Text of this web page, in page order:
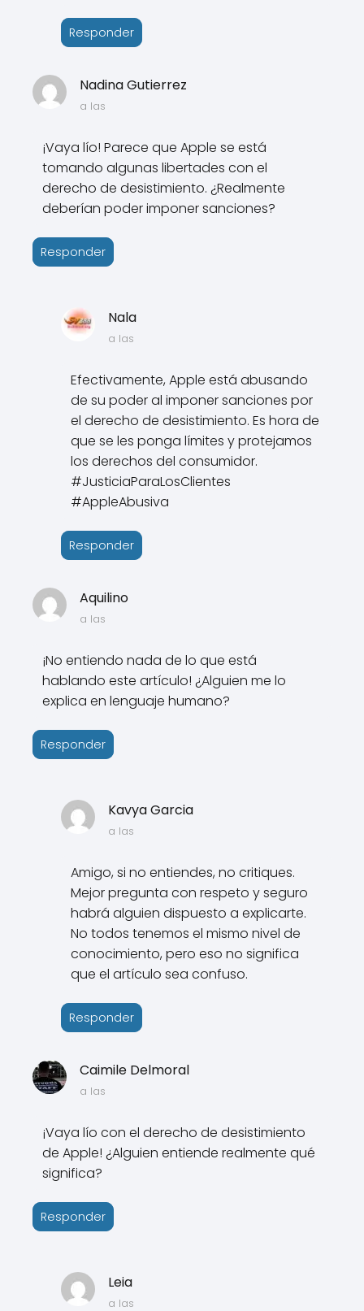
Responder
Nadina Gutierrez
a las
¡Vaya lío! Parece que Apple se está
tomando algunas libertades con el
derecho de desistimiento. ¿Realmente
deberían poder imponer sanciones?
Responder
Nala
a las
Efectivamente, Apple está abusando
de su poder al imponer sanciones por
el derecho de desistimiento. Es hora de
que se les ponga límites y protejamos
los derechos del consumidor.
#JusticiaParaLosClientes
#AppleAbusiva
Responder
Aquilino
a las
¡No entiendo nada de lo que está
hablando este artículo! ¿Alguien me lo
explica en lenguaje humano?
Responder
Kavya Garcia
a las
Amigo, si no entiendes, no critiques.
Mejor pregunta con respeto y seguro
habrá alguien dispuesto a explicarte.
No todos tenemos el mismo nivel de
conocimiento, pero eso no significa
que el artículo sea confuso.
Responder
Caimile Delmoral
a las
¡Vaya lío con el derecho de desistimiento
de Apple! ¿Alguien entiende realmente qué
significa?
Responder
Leia
a las